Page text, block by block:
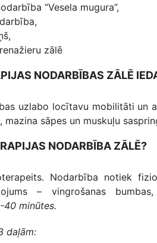
“Vesela mugura”,
zālē
NODARBĪBAS ZĀLĒ
uzlabo locītavu mobilitāti un
mazina sāpes un muskuļu
NODARBĪBA ZĀLĒ?
Nodarbība notiek
– vingrošanas
minūtes.
daļām: